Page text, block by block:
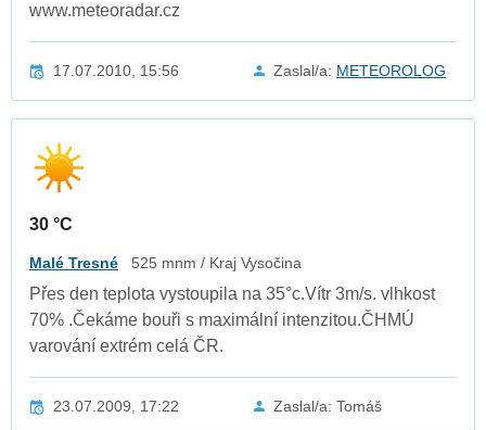
www.meteoradar.cz
17.07.2010, 15:56 Zaslal/a: METEOROLOG
30 °C
Malé Tresné 525 mnm / Kraj Vysočina
Přes den teplota vystoupila na 35°c.Vítr 3m/s. vlhkost
70% .Čekáme bouři s maximální intenzitou.ČHMÚ
varování extrém celá ČR.
23.07.2009, 17:22 Zaslal/a: Tomáš